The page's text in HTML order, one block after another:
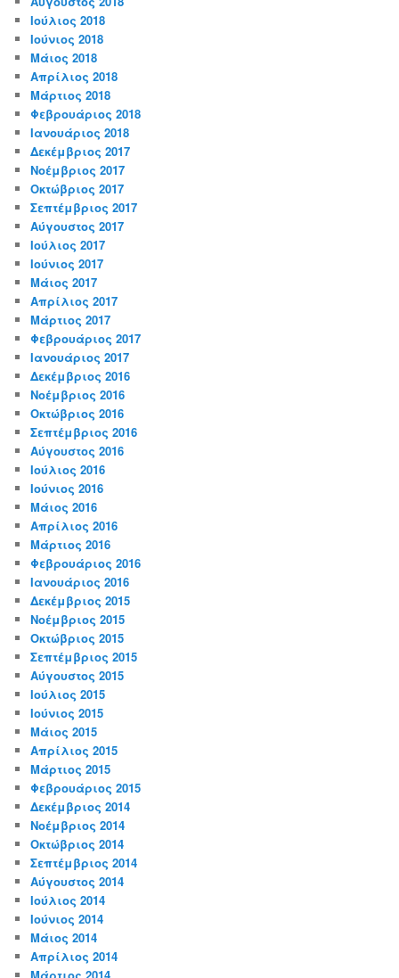
Ιούλιος 2018
Ιούνιος 2018
Μάιος 2018
Απρίλιος 2018
Μάρτιος 2018
Φεβρουάριος 2018
Ιανουάριος 2018
Δεκέμβριος 2017
Νοέμβριος 2017
Οκτώβριος 2017
Σεπτέμβριος 2017
Αύγουστος 2017
Ιούλιος 2017
Ιούνιος 2017
Μάιος 2017
Απρίλιος 2017
Μάρτιος 2017
Φεβρουάριος 2017
Ιανουάριος 2017
Δεκέμβριος 2016
Νοέμβριος 2016
Οκτώβριος 2016
Σεπτέμβριος 2016
Αύγουστος 2016
Ιούλιος 2016
Ιούνιος 2016
Μάιος 2016
Απρίλιος 2016
Μάρτιος 2016
Φεβρουάριος 2016
Ιανουάριος 2016
Δεκέμβριος 2015
Νοέμβριος 2015
Οκτώβριος 2015
Σεπτέμβριος 2015
Αύγουστος 2015
Ιούλιος 2015
Ιούνιος 2015
Μάιος 2015
Απρίλιος 2015
Μάρτιος 2015
Φεβρουάριος 2015
Δεκέμβριος 2014
Νοέμβριος 2014
Οκτώβριος 2014
Σεπτέμβριος 2014
Αύγουστος 2014
Ιούλιος 2014
Ιούνιος 2014
Μάιος 2014
Απρίλιος 2014
Μάρτιος 2014